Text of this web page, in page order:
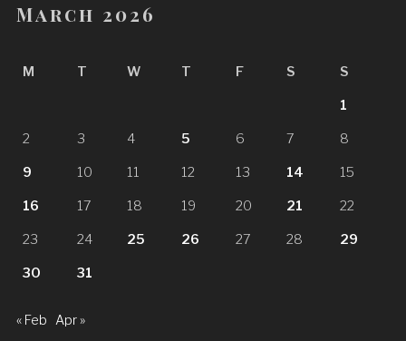
March 2026
M T W T F S S
1
2 3 4 5 6 7 8
9 10 11 12 13 14 15
16 17 18 19 20 21 22
23 24 25 26 27 28 29
30 31
« Feb Apr »